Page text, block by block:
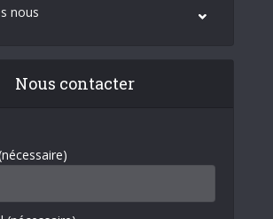
nous
Nous contacter